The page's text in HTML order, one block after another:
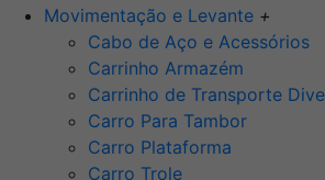
Movimentação e Levante +
Cabo de Aço e Acessórios
Carrinho Armazém
Carrinho de Transporte
Carro Para Tambor
Carro Plataforma
Carro Trole